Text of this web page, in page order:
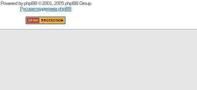
Powered byphpBB© 2001, 2005 phpBB Group
Русская поддержка phpBB